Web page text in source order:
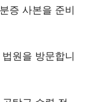
증 사본을 준비
원을 방문합니